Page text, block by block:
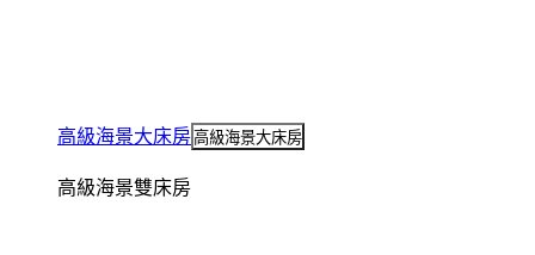
高級海景大床房高級海景大床房
高級海景雙床房